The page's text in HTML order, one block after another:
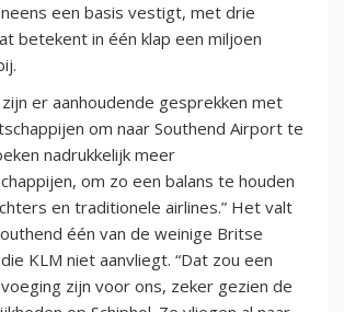
een basis vestigt, met drie
betekent in één klap een miljoen
zijn er aanhoudende gesprekken met
om naar Southend Airport te
nadrukkelijk meer
om zo een balans te houden
en traditionele airlines.” Het valt
één van de weinige Britse
KLM niet aanvliegt. “Dat zou een
zijn voor ons, zeker gezien de